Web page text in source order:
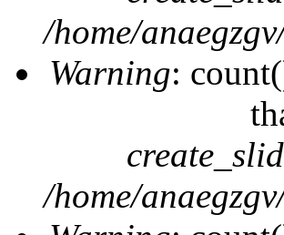
/home/
Warning:
/home/